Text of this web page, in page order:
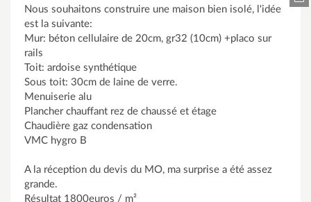
Nous souhaitons construire une maison bien isolé, l'idée
est la suivante:
Mur: béton cellulaire de 20cm, gr32 (10cm) +placo sur
rails
Toit: ardoise synthétique
Sous toit: 30cm de laine de verre.
Menuiserie alu
Plancher chauffant rez de chaussé et étage
Chaudière gaz condensation
VMC hygro B
A la réception du devis du MO, ma surprise a été assez
grande.
Résultat 1800euros / m²